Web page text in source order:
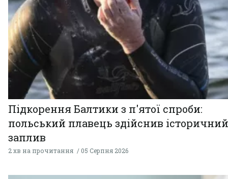
Підкорення Балтики з п'ятої спроби:
польський плавець здійснив історичний
заплив
2 хв на прочитання 05 Серпня 2026